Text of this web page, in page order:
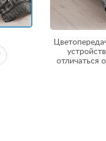
отличаться